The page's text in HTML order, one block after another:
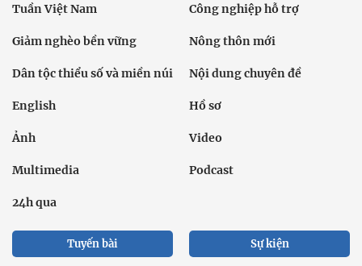
Tuần Việt Nam Công nghiệp hỗ trợ
Giảm nghèo bền vững Nông thôn mới
Dân tộc thiểu số và miền núi Nội dung chuyên đề
English Hồ sơ
Ảnh Video
Multimedia Podcast
24h qua
Tuyến bài Sự kiện